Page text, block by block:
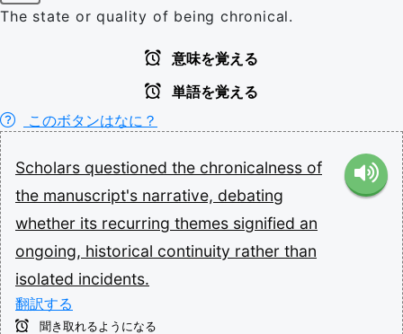
The state or quality of being chronical.
意味を覚える
単語を覚える
このボタンはなに？
Scholars questioned the chronicalness of
the manuscript's narrative, debating
whether its recurring themes signified an
ongoing, historical continuity rather than
isolated incidents.
翻訳する
聞き取れるようになる